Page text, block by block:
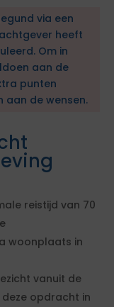
via een
heeft
Om in
aan de
punten
aan de wensen.
reistijd van 70
woonplaats in
vanuit de
deze opdracht in